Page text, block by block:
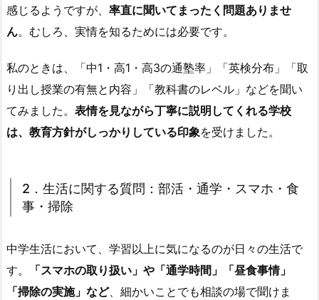
感じるようですが、 率直に聞いてまったく問題ありませ
ん。むしろ、実情を知るためには必要です。
私のときは、「中1・高1・高3の通塾率」「英検分布」「取
り出し授業の有無と内容」「教科書のレベル」などを聞い
てみました。 表情を見ながら丁寧に説明してくれる学校
は、教育方針がしっかりしている印象を受けました。
2．生活に関する質問：部活・通学・スマホ・食
事・掃除
中学生活において、学習以上に気になるのが日々の生活で
す。
「スマホの取り扱い」や「通学時間」「昼食事情」
「掃除の実施」など、細かいことでも相談の場で聞けま